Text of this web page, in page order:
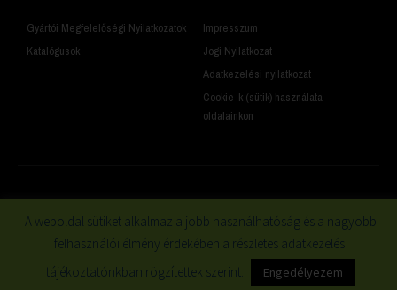
Gyártói Megfelelőségi Nyilatkozatok
Katalógusok
Impresszum
Jogi Nyilatkozat
Adatkezelési nyilatkozat
Cookie-k (sütik) használata
oldalainkon
A weboldal sütiket alkalmaz a jobb használhatóság és a nagyobb
felhasználói élmény érdekében a részletes adatkezelési
tájékoztatónkban rögzítettek szerint.
Engedélyezem